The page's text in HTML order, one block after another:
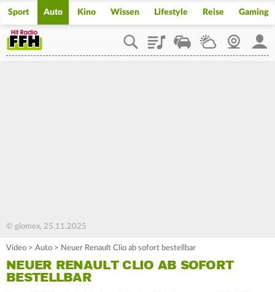
Sport Auto Kino Wissen Lifestyle Reise Gaming
PlaylistStaupilotWetterWebcam
© glomex, 25.11.2025
Video > Auto > Neuer Renault Clio ab sofort bestellbar
NEUER RENAULT CLIO AB SOFORT
BESTELLBAR